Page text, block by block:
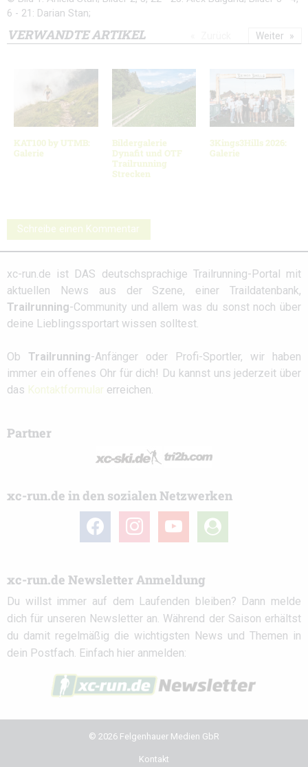
6 - 21: Darian Stan;
VERWANDTE ARTIKEL
KAT100 by UTMB:
Galerie
Bildergalerie
Dynafit und OTF
Trailrunning
Strecken
3Kings3Hills 2026:
Galerie
Weiter
Schreibe einen Kommentar
xc-run.de ist DAS deutschsprachige Trailrunning-Portal mit
aktuellen News aus der Szene, einer Traildatenbank,
Trailrunning-Community und allem was du sonst noch über
deine Lieblingssportart wissen solltest.
Ob Trailrunning-Anfänger oder Profi-Sportler, wir haben
immer ein offenes Ohr für dich! Du kannst uns jederzeit über
das Kontaktformular erreichen.
Partner
xc-run.de in den sozialen Netzwerken
facebook instagramyoutube
user-
circle
xc-run.de Newsletter Anmeldung
Du willst immer auf dem Laufenden bleiben? Dann melde
dich für unseren Newsletter an. Während der Saison erhältst
du damit regelmäßig die wichtigsten News und Themen in
dein Postfach. Einfach hier anmelden:
© 2026 Felgenhauer Medien GbR
Kontakt